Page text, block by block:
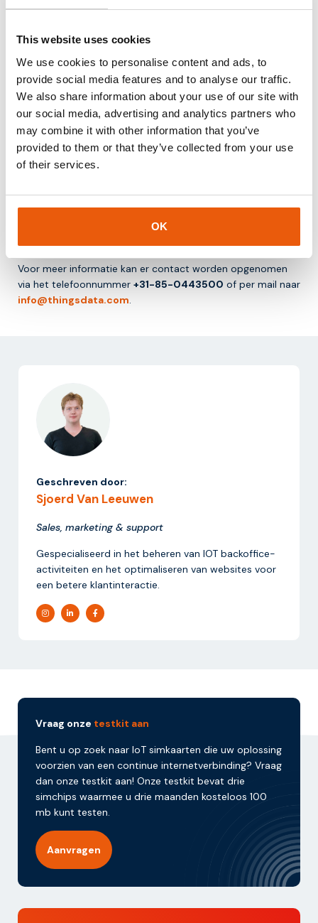
This website uses cookies
We use cookies to personalise content and ads, to
provide social media features and to analyse our traffic.
We also share information about your use of our site with
our social media, advertising and analytics partners who
may combine it with other information that you’ve
provided to them or that they’ve collected from your use
of their services.
OK
maken.
Het maakt het mogelijk om stap voor stap te valideren en
zo de kans op succesvolle implementatie te vergroten.
Conclusie
Een proof of concept is een belangrijke eerste stap in het
ontwikkelen van IoT oplossingen. Het helpt om technische
haalbaarheid te testen en risico’s te verminderen voordat
een oplossing op grote schaal wordt uitgerold.
Voor organisaties die werken met nieuwe technologieën en
connectiviteit biedt een PoC een praktische manier om
ideeën te valideren en beter onderbouwde beslissingen te
nemen.
Voor meer informatie kan er contact worden opgenomen
via het telefoonnummer +31-85-0443500 of per mail naar
info@thingsdata.com.
Geschreven door:
Sjoerd Van Leeuwen
Sales, marketing & support
Gespecialiseerd in het beheren van IOT backoffice-
activiteiten en het optimaliseren van websites voor
een betere klantinteractie.
Vraag onze testkit aan
Bent u op zoek naar IoT simkaarten die uw oplossing
voorzien van een continue internetverbinding? Vraag
dan onze testkit aan! Onze testkit bevat drie
simchips waarmee u drie maanden kosteloos 100
mb kunt testen.
Aanvragen